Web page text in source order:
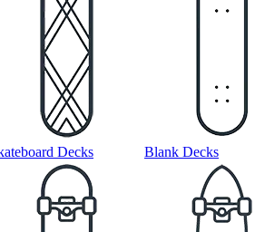
Decks Blank Decks